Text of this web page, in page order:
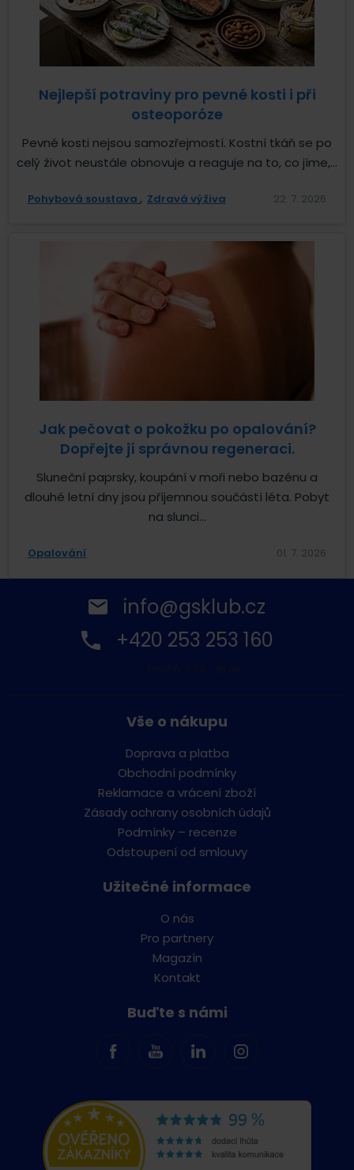
Nejlepší potraviny pro pevné kosti i při
osteoporóze
Pevné kosti nejsou samozřejmostí. Kostní tkáň se po
celý život neustále obnovuje a reaguje na to, co jíme,...
Pohybová soustava Zdravá výživa 22. 7. 2026
Jak pečovat o pokožku po opalování?
Dopřejte jí správnou regeneraci.
Sluneční paprsky, koupání v moři nebo bazénu a
dlouhé letní dny jsou příjemnou součástí léta. Pobyt
na slunci...
Opalování 01. 7. 2026
info@gsklub.cz
+420 253 253 160
Vše o nákupu
Doprava a platba
Obchodní podmínky
Reklamace a vrácení zboží
Zásady ochrany osobních údajů
Podmínky – recenze
Odstoupení od smlouvy
Užitečné informace
O nás
Pro partnery
Magazín
Kontakt
Buďte s námi